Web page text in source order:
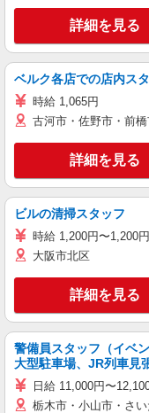
詳細を見る
ベルク各店での店内ス
時給 1,065円
古河市・佐野市・前
詳細を見る
ビルの清掃スタッフ
時給 1,200円〜1,200円
大阪市北区
詳細を見る
警備員スタッフ（イベ
大型駐車場、JR列車見
日給 11,000円〜
栃木市・小山市・さ